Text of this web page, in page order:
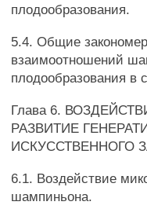
плодообразования.
5.4. Общие
взаимоотношений
плодообразования в
Глава 6.
РАЗВИТИЕ
ИСКУССТВЕННОГО
6.1. Воздействие
шампиньона.